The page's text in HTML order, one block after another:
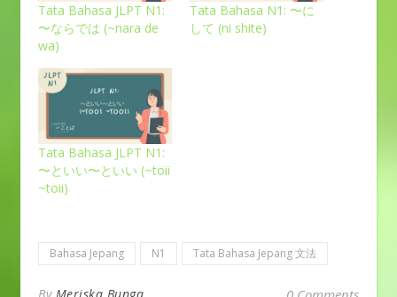
Tata Bahasa JLPT N1:
〜ならでは (~nara de
wa)
Tata Bahasa N1: 〜に
して (ni shite)
Tata Bahasa JLPT N1:
〜といい〜といい (~toii
~toii)
Bahasa Jepang N1 Tata Bahasa Jepang 文法